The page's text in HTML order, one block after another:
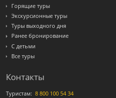
Горящие туры
Экскурсионные туры
Туры выходного дня
Ранее бронирование
С детьми
Все туры
Контакты
Туристам: 8 800 100 54 34